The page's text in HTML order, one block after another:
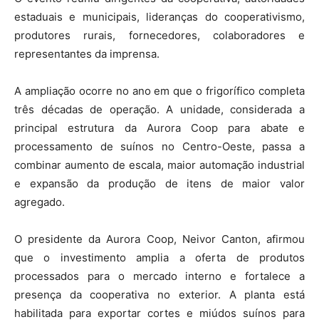
estaduais e municipais, lideranças do cooperativismo,
produtores rurais, fornecedores, colaboradores e
representantes da imprensa.
A ampliação ocorre no ano em que o frigorífico completa
três décadas de operação. A unidade, considerada a
principal estrutura da Aurora Coop para abate e
processamento de suínos no Centro-Oeste, passa a
combinar aumento de escala, maior automação industrial
e expansão da produção de itens de maior valor
agregado.
O presidente da Aurora Coop, Neivor Canton, afirmou
que o investimento amplia a oferta de produtos
processados para o mercado interno e fortalece a
presença da cooperativa no exterior. A planta está
habilitada para exportar cortes e miúdos suínos para